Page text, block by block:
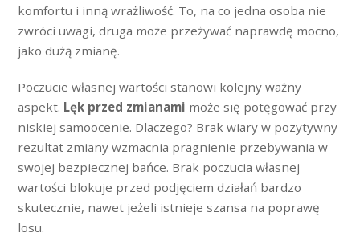
komfortu i inną wrażliwość. To, na co jedna osoba nie
zwróci uwagi, druga może przeżywać naprawdę mocno,
jako dużą zmianę.
Poczucie własnej wartości stanowi kolejny ważny
aspekt. Lęk przed zmianami może się potęgować przy
niskiej samoocenie. Dlaczego? Brak wiary w pozytywny
rezultat zmiany wzmacnia pragnienie przebywania w
swojej bezpiecznej bańce. Brak poczucia własnej
wartości blokuje przed podjęciem działań bardzo
skutecznie, nawet jeżeli istnieje szansa na poprawę
losu.